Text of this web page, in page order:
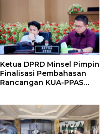
Ketua DPRD Minsel Pimpin
Finalisasi Pembahasan
Rancangan KUA-PPAS